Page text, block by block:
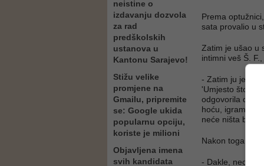
neistine o
izdavanju dozvola
za rad
predškolskih
ustanova u
Kantonu Sarajevo!
Stižu velike
promjene na
Gmailu, pripremite
se: Google ukida
popularnu opciju,
koriste je milioni
Objavljena imena
svih kandidata
Prema
sata provalio u
Zatim je ušao u
intimni veš Š.
- Zatim ju je
'Umjesto što si
odgovorila da
hoću, igram se
neće ništa biti
Nakon toga je
- Dakle,